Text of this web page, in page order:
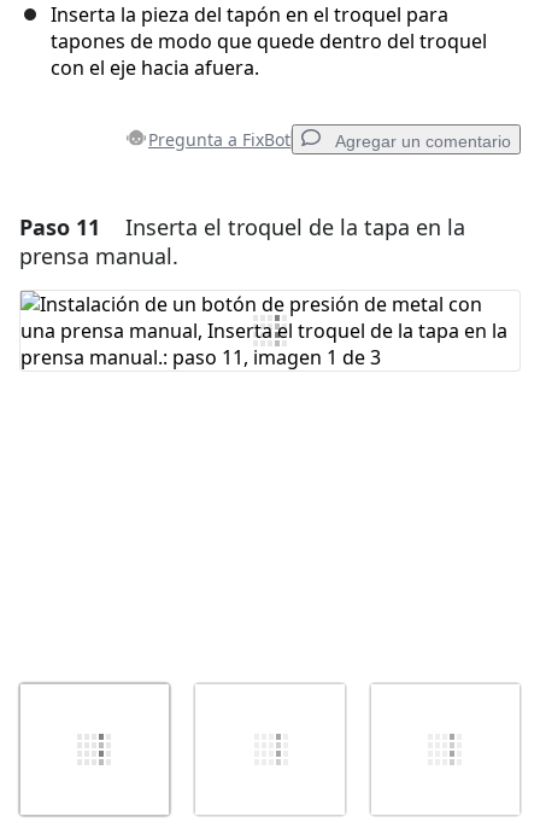
Inserta la pieza del tapón en el troquel para
tapones de modo que quede dentro del troquel
con el eje hacia afuera.
Pregunta a FixBot Agregar un comentario
Agregar un comentario
Agregar Comentario
Paso 11
Inserta el troquel de la tapa en la
prensa manual.